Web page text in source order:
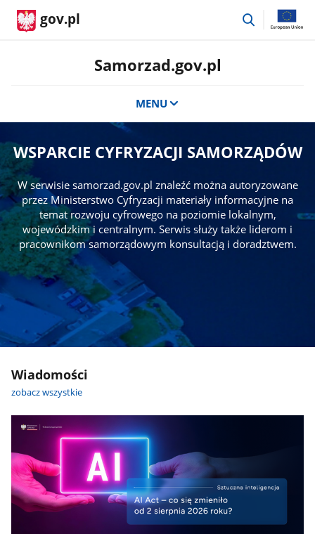
gov.pl
przejdź
Samorzad.gov.pl
MENU
WSPARCIE CYFRYZACJI SAMORZĄDÓW
W serwisie samorzad.gov.pl znaleźć można autoryzowane
przez Ministerstwo Cyfryzacji materiały informacyjne na
temat rozwoju cyfrowego na poziomie lokalnym,
wojewódzkim i centralnym. Serwis służy także liderom i
pracownikom samorządowym konsultacją i doradztwem.
Wiadomości
zobacz wszystkie